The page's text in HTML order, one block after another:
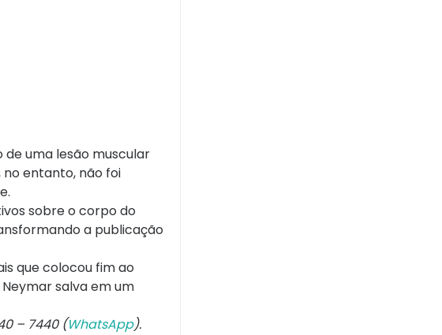
uma lesão muscular
no entanto, não foi
sobre o corpo do
a publicação
que colocou fim ao
salva em um
– 7440 (WhatsApp).